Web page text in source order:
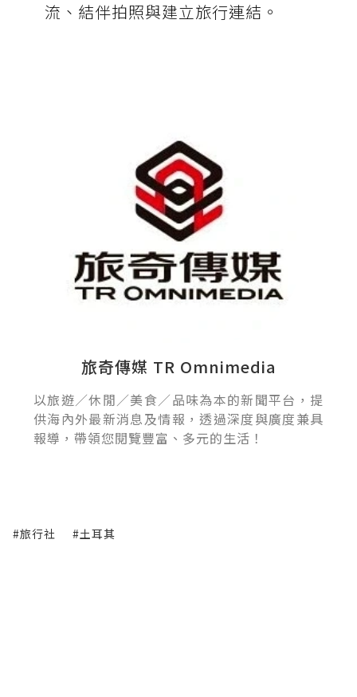
流、結伴拍照與建立旅行連結。
旅奇傳媒 TR Omnimedia
以旅遊／休閒／美食／品味為本的新聞平台，提
供海內外最新消息及情報，透過深度與廣度兼具
報導，帶領您閱覽豐富、多元的生活！
#旅行社 #土耳其